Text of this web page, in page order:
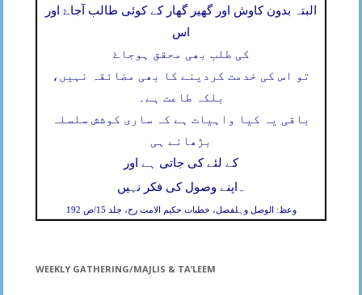
البتہ بدون کاوش اور گھیر گھار کے کوئی طالب آجاۓ اور
اس
کی طلب بھی محقق ہوجاۓ
تو اس کی خدمت کردینے کا بھی مضائقہ نہیں،
بلکہ طاعت ہے۔
باقی یہ کیا واہیات ہے کہ ساری کوشش سلسلہ
بڑھانے ہی
کے لئے کی جاتی ہے اور
اپنے وصول کی فکر نہیں ۔
وعظ: الوصل وہلفصل، خطبات حکیم الامت رح، جلد 15/ص 192
WEEKLY GATHERING/MAJLIS & TA’LEEM